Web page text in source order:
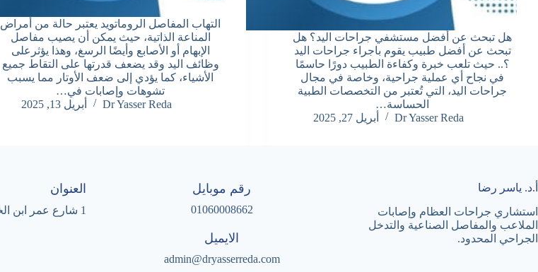
هل تبحث عن أفضل مستشفي جراحات اليد؟ هل
تبحث عن أفضل طبيب يقوم باجراء جراحات اليد
؟.. حيث تلعب خبرة وكفاءة الطبيب دورًا حاسمًا
في نجاح أي عملية جراحية، وخاصة في مجال
جراحات اليد، التي تُعتبر من التخصصات الطبية
الحساسة…
Dr Yasser Reda
أبريل 27, 2025
التهاب المفاصل الروماتويد يعتبر حالة من أمراض
المناعة الذاتية، حيث يمكن أن يصيب مفاصل
الإبهام أو الأصابع وأيضًا الرسغ، وهذا يؤثرعلى
وظائف اليد وقد يضعف قدرتها على التقاط جميع
الأشياء، كما يؤدي إلى ضعف الأوتار مما يسبب
تشوهات وإصابات في…
Dr Yasser Reda
أبريل 13, 2025
أ.د. ياسر رضا
استشاري جراحات العظام وإصابات
الملاعب والمفاصل الصناعية والتدخل
الجراحي المحدود.
رقم موبايل
01060008662
الايميل
admin@dryasserreda.com
العنوان
1 شارع عمر ابن الخطاب - مصر الجديدة